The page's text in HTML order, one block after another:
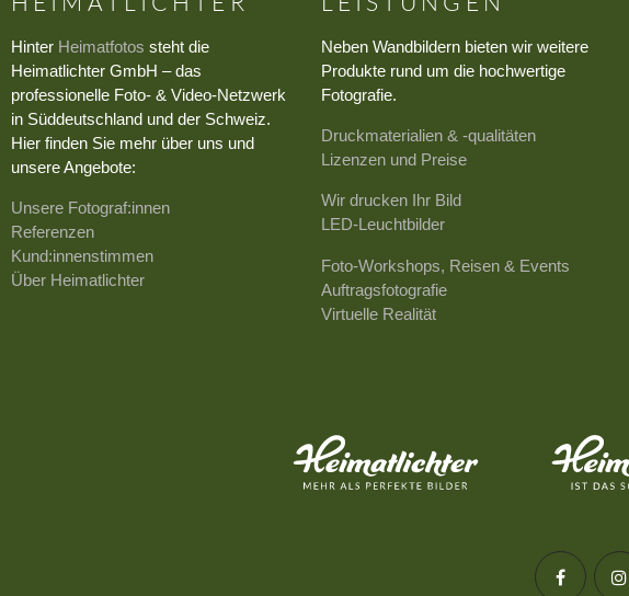
Hinter Heimatfotos steht die
Heimatlichter GmbH – das
professionelle Foto- & Video-Netzwerk
in Süddeutschland und der Schweiz.
Hier finden Sie mehr über uns und
unsere Angebote:
Unsere Fotograf:innen
Referenzen
Kund:innenstimmen
Über Heimatlichter
Neben Wandbildern bieten wir weitere
Produkte rund um die hochwertige
Fotografie.
Druckmaterialien & -qualitäten
Lizenzen und Preise
Wir drucken Ihr Bild
LED-Leuchtbilder
Foto-Workshops, Reisen & Events
Auftragsfotografie
Virtuelle Realität